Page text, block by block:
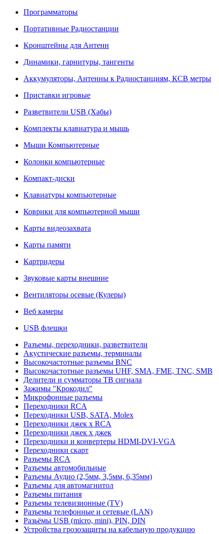
Программаторы
Портативные Радиостанции
Кронштейны для Антенн
Динамики, гарнитуры, тангенты
Аккумуляторы, Антенны к Радиостанциям, КСВ метры
Приставки игровые
Разветвители USB (Хабы)
Комплекты клавиатура и мышь
Мыши Компьютерные
Колонки компьютерные
Компакт-диски
Клавиатуры компьютерные
Коврики для компьютерной мыши
Карты видеозахвата
Карты памяти
Картридеры
Звуковые карты внешние
Вентиляторы осевые (Кулеры)
Веб камеры
USB флешки
Разъемы, переходники, разветвители
Акустические разъемы, терминалы
Высокочастотные разъемы BNC
Высокочастотные разъемы UHF, SMA, FME, TNC, SMB
Делители и сумматоры ТВ сигнала
Зажимы "Крокодил"
Микрофонные разъемы
Переходники RCA
Переходники USB, SATA, Molex
Переходники джек х RCA
Переходники джек х джек
Переходники и конвертеры HDMI-DVI-VGA
Переходники скарт
Разъемы RCA
Разъемы автомобильные
Разъемы Аудио (2,5мм, 3,5мм, 6,35мм)
Разъемы для автомагнитол
Разъемы питания
Разъемы телевизионные (TV)
Разъемы телефонные и сетевые (LAN)
Разьёмы USB (micro, mini), PIN, DIN
Устройства грозозащиты на кабельную продукцию